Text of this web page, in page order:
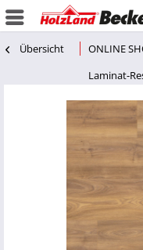
Übersicht ONLINE
Laminat-